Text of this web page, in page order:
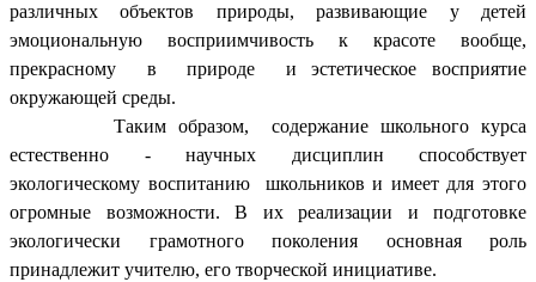
различных объектов природы, развивающие у детей
эмоциональную восприимчивость к красоте вообще,
прекрасному в природе и эстетическое восприятие
окружающей среды.
Таким образом, содержание школьного курса
естественно - научных дисциплин способствует
экологическому воспитанию школьников и имеет для этого
огромные возможности. В их реализации и подготовке
экологически грамотного поколения основная роль
принадлежит учителю, его творческой инициативе.